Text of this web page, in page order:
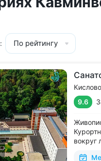
По рейтингу
9.6
вокруг
В